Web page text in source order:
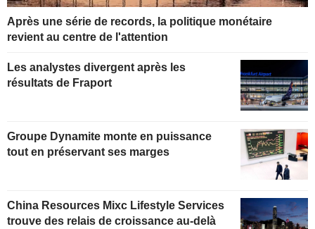
Après une série de records, la politique monétaire
revient au centre de l'attention
Les analystes divergent après les
résultats de Fraport
Groupe Dynamite monte en puissance
tout en préservant ses marges
China Resources Mixc Lifestyle Services
trouve des relais de croissance au-delà